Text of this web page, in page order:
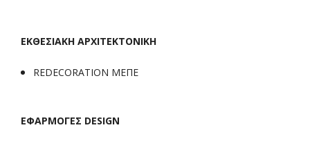
ΕΚΘΕΣΙΑΚΗ ΑΡΧΙΤΕΚΤΟΝΙΚΗ
REDECORATION ΜΕΠΕ
ΕΦΑΡΜΟΓΕΣ DESIGN